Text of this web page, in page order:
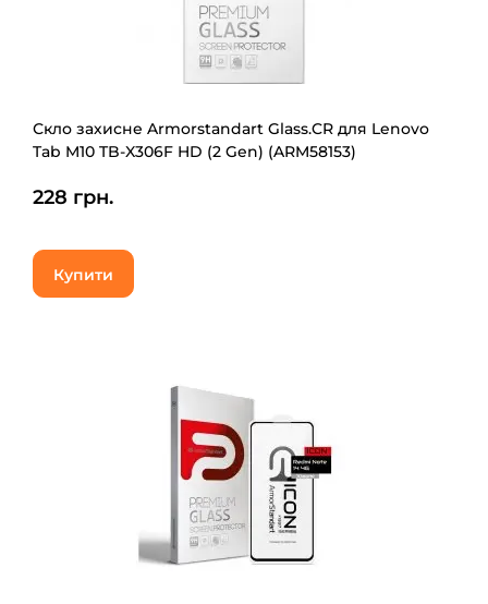
Скло захисне Armorstandart Glass.CR для Lenovo
Tab M10 TB-X306F HD (2 Gen) (ARM58153)
228 грн.
Купити